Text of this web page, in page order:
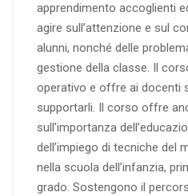
apprendimento accoglienti
agire sull’attenzione e sul
alunni, nonché delle
gestione della classe. Il
operativo e offre ai docenti
supportarli. Il corso offre
sull’importanza
dell’impiego di tecniche
nella scuola dell’infanzia,
grado. Sostengono il